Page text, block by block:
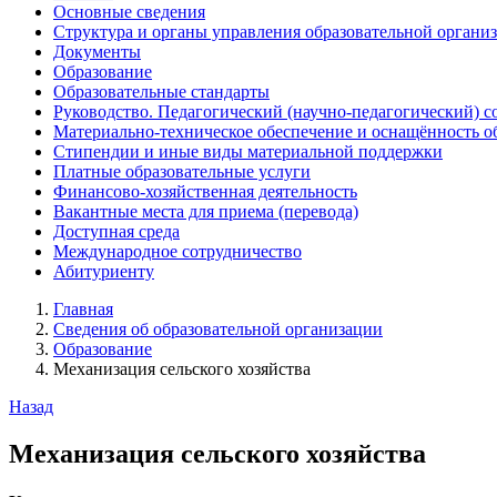
Основные сведения
Структура и органы управления образовательной
Документы
Образование
Образовательные стандарты
Руководство. Педагогический (научно-педагогический)
Материально-техническое обеспечение и оснащённость
Стипендии и иные виды материальной поддержки
Платные образовательные услуги
Финансово-хозяйственная деятельность
Вакантные места для приема (перевода)
Доступная среда
Международное сотрудничество
Абитуриенту
Главная
Сведения об образовательной организации
Образование
Механизация сельского хозяйства
Назад
Механизация сельского хозяйства